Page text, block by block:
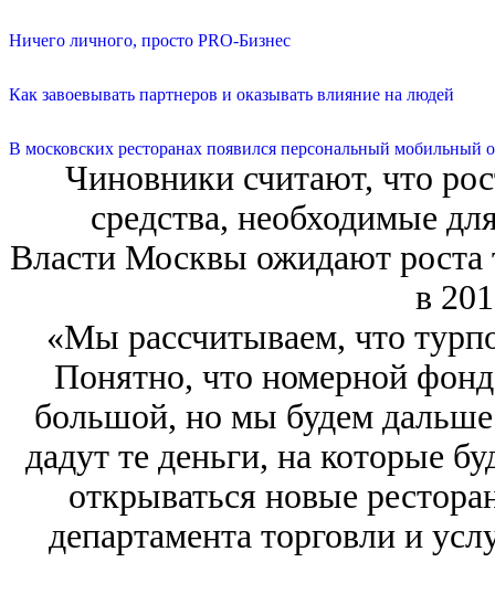
Ничего личного, просто PRO-Бизнес
Как завоевывать партнеров и оказывать влияние на людей
В московских ресторанах появился персональный мобильный
Чиновники считают, что
средства, необходимые
Власти Москвы ожидают роста
в
«Мы рассчитываем, что
Понятно, что номерной
большой, но мы будем дальше
дадут те деньги, на которые
открываться новые
департамента торговли и